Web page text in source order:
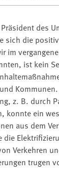
des
sich die
im
ist kein
z. B. durch
konnte ein
aus dem
die
Verkehren
trugen